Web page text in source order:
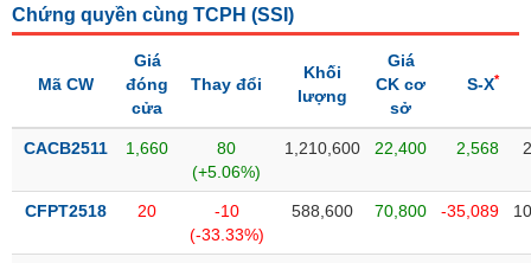
liệu
trường
Chứng quyền cùng TCPH (SSI )
Mã CW
Giá
đóng
cửa
Thay đổi
Khối
lượng
Giá
CK cơ
sở
S-X*
CACB2511 1,660
80
(+5.06%)
1,210,600 22,400 2,568
CFPT2518 20
-10
(-33.33%)
588,600 70,800 -35,089
DÙNG
KHÔNG
YẾU